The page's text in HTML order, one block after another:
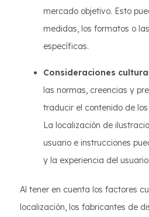
mercado objetivo. Esto
medidas, los formatos o
específicas.
Consideraciones
las normas, creencias y
traducir el contenido de
La localización de
usuario e instrucciones
y la experiencia del usuario.
Al tener en cuenta los factores
localización, los fabricantes de